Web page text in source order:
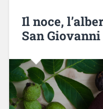
Il noce,
San Giovanni